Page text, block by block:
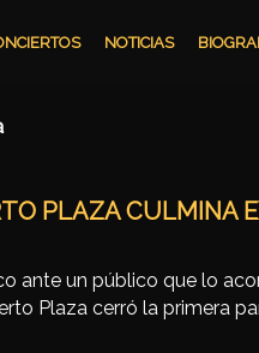
NOTICIAS
PLAZA CULMINA
ante un público que lo
Plaza cerró la primera